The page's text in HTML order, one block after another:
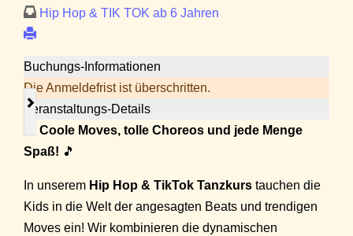
Hip Hop & TIK TOK ab 6 Jahren
Buchungs-Informationen
Die Anmeldefrist ist überschritten.
Veranstaltungs-Details
Coole Moves, tolle Choreos und jede Menge
Spaß! 🎵
In unserem Hip Hop & TikTok Tanzkurs tauchen die
Kids in die Welt der angesagten Beats und trendigen
Moves ein! Wir kombinieren die dynamischen